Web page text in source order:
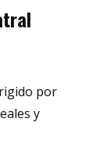
por
y